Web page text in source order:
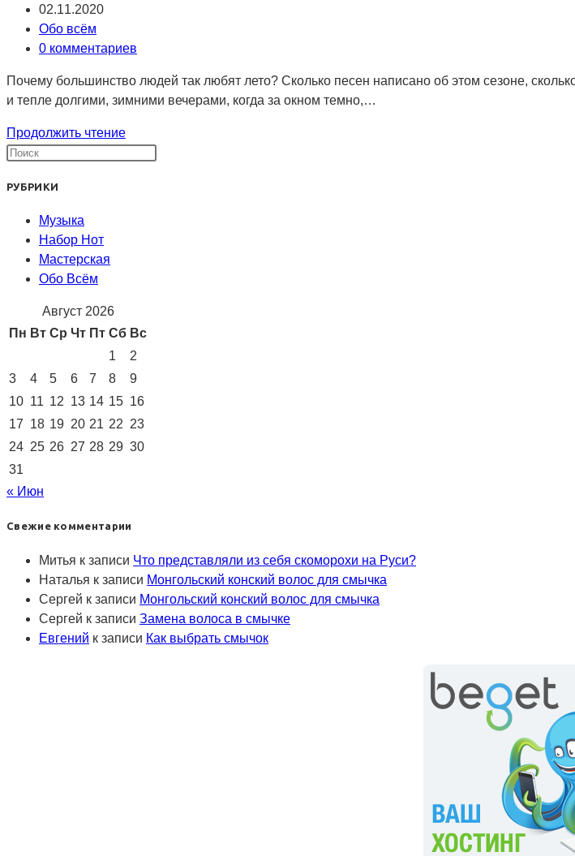
записи:
Запись
опубликована:
02.11.2020
Рубрика
записи:
Обо всём
Комментарии
записи:
0 комментариев
Почему большинство людей так любят лето? Сколько песен написано об этом сезоне,
и тепле долгими, зимними вечерами, когда за окном темно,…
Продолжить чтениеМечты
лето?
РУБРИКИ
Музыка
Набор Нот
Мастерская
Обо Всём
Август 2026
Пн Вт Ср Чт Пт Сб Вс
1
2
3
4 5 6 7 8
9
10 11 12 13 14 15 16
17 18 19 20 21 22 23
24 25 26 27 28 29 30
31
« Июн
Свежие комментарии
Митья к записи Что представляли из себя скоморохи на Руси?
Наталья к записи Монгольский конский волос для смычка
Сергей к записи Монгольский конский волос для смычка
Сергей к записи Замена волоса в смычке
Евгений к записи Как выбрать смычок